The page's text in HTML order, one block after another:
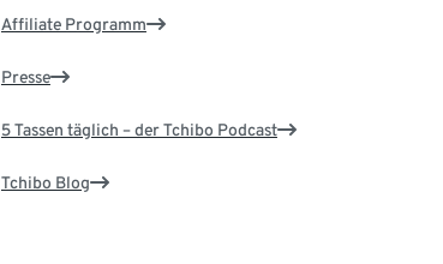
Affiliate Programm
Presse
5 Tassen täglich – der Tchibo Podcast
Tchibo Blog